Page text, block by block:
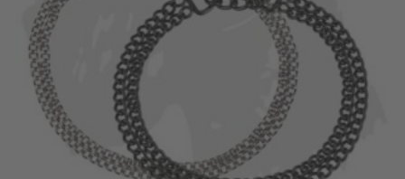
Optionen
können
der
Produktseite
gewählt
werden